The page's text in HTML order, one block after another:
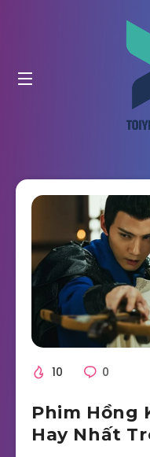
10 0
Phim Hồng
Hay Nhất